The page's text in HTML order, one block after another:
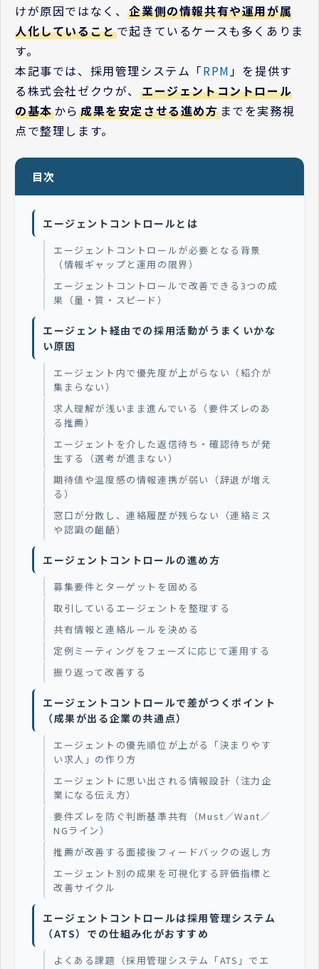
けが原因ではなく、企業側の情報共有や運用が属
人化していることで起きているケースも多くありま
す。
本記事では、採用管理システム「RPM 」を提供す
る株式会社ゼクウが、 エージェントコントロール
の基本から成果を安定させる進め方までを実務視
点で整理します。
目次
エージェントコントロールとは
エージェントコントロールが必要となる背景
（情報ギャップと運用の限界）
エージェントコントロールで改善できる3つの成
果（量・質・スピード）
エージェント経由での採用活動がうまくいかな
い原因
エージェント内で優先度が上がらない（紹介が
集まらない）
求人理解が浅いまま進んでいる（要件ズレのあ
る推薦）
エージェントを介した返信待ち・確認待ちが発
生する（選考が進まない）
期待値や温度感の情報連携が弱い（辞退が増え
る）
窓口が分散し、連絡履歴が残らない（連絡ミス
や認識の齟齬）
エージェントコントロールの進め方
募集要件とターゲットを固める
取引しているエージェントを整理する
共有情報と連絡ルールを決める
定例ミーティングをフェーズに応じて運用する
振り返って改善する
エージェントコントロールで差がつくポイント
（成果が出る企業の共通点）
エージェントの優先順位が上がる「決まりやす
い求人」の作り方
エージェントに思い出される情報設計（注力企
業になる伝え方）
要件ズレを防ぐ判断基準共有（Must／Want／
NGライン）
推薦が改善する面接後フィードバックの返し方
エージェント別の成果を可視化する評価指標と
改善サイクル
エージェントコントロールは採用管理システム
（ATS）での仕組み化がおすすめ
よくある課題（採用管理システム「ATS」でエ